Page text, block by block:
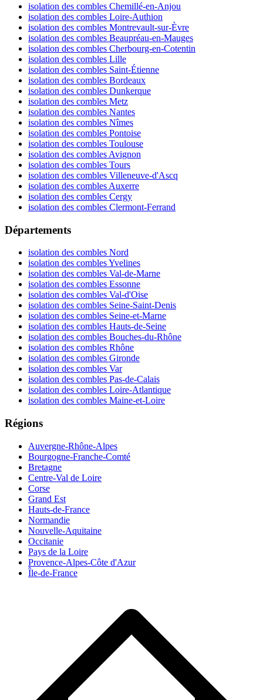
isolation des combles Chemillé-en-Anjou
isolation des combles Loire-Authion
isolation des combles Montrevault-sur-Èvre
isolation des combles Beaupréau-en-Mauges
isolation des combles Cherbourg-en-Cotentin
isolation des combles Lille
isolation des combles Saint-Étienne
isolation des combles Bordeaux
isolation des combles Dunkerque
isolation des combles Metz
isolation des combles Nantes
isolation des combles Nîmes
isolation des combles Pontoise
isolation des combles Toulouse
isolation des combles Avignon
isolation des combles Tours
isolation des combles Villeneuve-d'Ascq
isolation des combles Auxerre
isolation des combles Cergy
isolation des combles Clermont-Ferrand
Départements
isolation des combles Nord
isolation des combles Yvelines
isolation des combles Val-de-Marne
isolation des combles Essonne
isolation des combles Val-d'Oise
isolation des combles Seine-Saint-Denis
isolation des combles Seine-et-Marne
isolation des combles Hauts-de-Seine
isolation des combles Bouches-du-Rhône
isolation des combles Rhône
isolation des combles Gironde
isolation des combles Var
isolation des combles Pas-de-Calais
isolation des combles Loire-Atlantique
isolation des combles Maine-et-Loire
Régions
Auvergne-Rhône-Alpes
Bourgogne-Franche-Comté
Bretagne
Centre-Val de Loire
Corse
Grand Est
Hauts-de-France
Normandie
Nouvelle-Aquitaine
Occitanie
Pays de la Loire
Provence-Alpes-Côte d'Azur
Île-de-France